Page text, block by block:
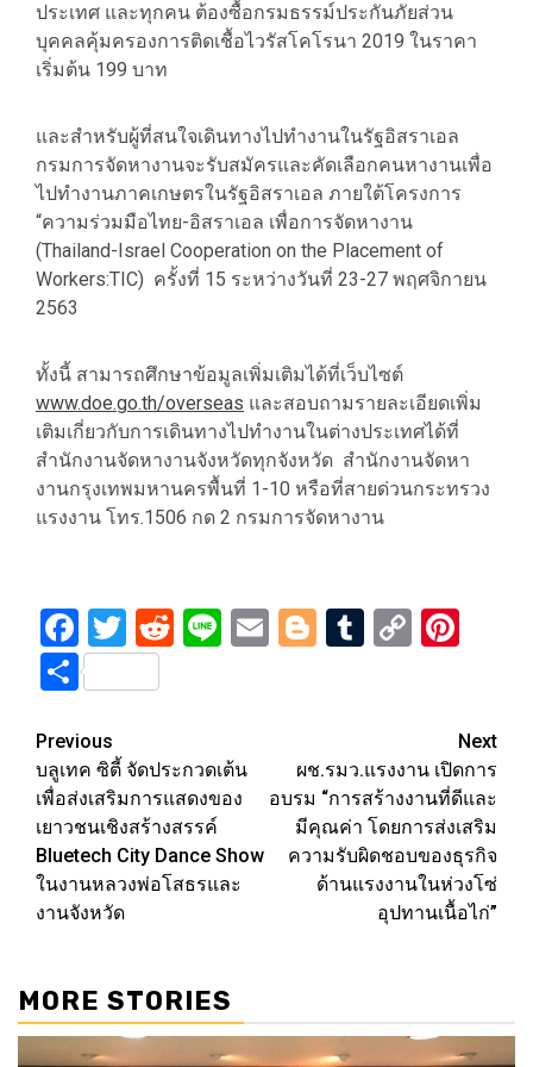
ประเทศ และทุกคน ต้องซื้อกรมธรรม์ประกันภัยส่วน
บุคคลคุ้มครองการติดเชื้อไวรัสโคโรนา 2019 ในราคา
เริ่มต้น 199 บาท
และสำหรับผู้ที่สนใจเดินทางไปทำงานในรัฐอิสราเอล
กรมการจัดหางานจะรับสมัครและคัดเลือกคนหางานเพื่อ
ไปทำงานภาคเกษตรในรัฐอิสราเอล ภายใต้โครงการ
“ความร่วมมือไทย-อิสราเอล เพื่อการจัดหางาน
(Thailand-Israel Cooperation on the Placement of
Workers:TIC) ครั้งที่ 15 ระหว่างวันที่ 23-27 พฤศจิกายน
2563
ทั้งนี้ สามารถศึกษาข้อมูลเพิ่มเติมได้ที่เว็บไซต์
www.doe.go.th/overseas และสอบถามรายละเอียดเพิ่ม
เติมเกี่ยวกับการเดินทางไปทำงานในต่างประเทศได้ที่
สำนักงานจัดหางานจังหวัดทุกจังหวัด สำนักงานจัดหา
งานกรุงเทพมหานครพื้นที่ 1-10 หรือที่สายด่วนกระทรวง
แรงงาน โทร.1506 กด 2 กรมการจัดหางาน
Facebook
Twitter
Reddit
LineEmailBlogger
Tumblr
Copy
Share
Post
navigation
Previous
บลูเทค ซิตี้ จัดประกวดเต้น
เพื่อส่งเสริมการแสดงของ
เยาวชนเชิงสร้างสรรค์
Bluetech City Dance Show
ในงานหลวงพ่อโสธรและ
งานจังหวัด
Next
ผช.รมว.แรงงาน เปิดการ
อบรม “การสร้างงานที่ดีและ
มีคุณค่า โดยการส่งเสริม
ความรับผิดชอบของธุรกิจ
ด้านแรงงานในห่วงโซ่
อุปทานเนื้อไก่”
MORE STORIES